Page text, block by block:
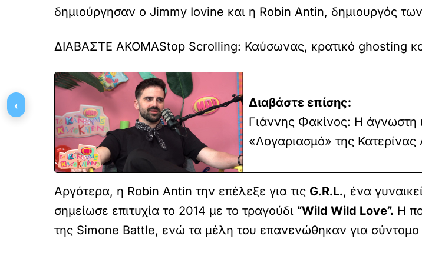
δημιούργησαν ο Jimmy Iovine και η Robin Antin, δημιουργός
ΔΙΑΒΑΣΤΕ ΑΚΟΜΑStop Scrolling: Καύσωνας, κρατικό ghosting
Διαβάστε επίσης:
Γιάννης Φακίνος: Η άγνωστη
«Λογαριασμό» της Κατερίνας
Αργότερα, η Robin Antin την επέλεξε για τις G.R.L., ένα
σημείωσε επιτυχία το 2014 με το τραγούδι “Wild Wild Love”. Η
της Simone Battle, ενώ τα μέλη του επανενώθηκαν για σύντομο
‹